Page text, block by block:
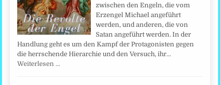
zwischen den Engeln, die vom
Erzengel Michael angeführt
werden, und anderen, die von
Satan angeführt werden. In der
Handlung geht es um den Kampf der Protagonisten gegen
die herrschende Hierarchie und den Versuch, ihr…
Weiterlesen …